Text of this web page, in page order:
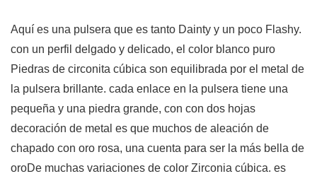
Aquí es una pulsera que es tanto Dainty y un poco Flashy.
con un perfil delgado y delicado, el color blanco puro
Piedras de circonita cúbica son equilibrada por el metal de
la pulsera brillante. cada enlace en la pulsera tiene una
pequeña y una piedra grande, con con dos hojas
decoración de metal es que muchos de aleación de
chapado con oro rosa, una cuenta para ser la más bella de
oroDe muchas variaciones de color Zirconia cúbica. es